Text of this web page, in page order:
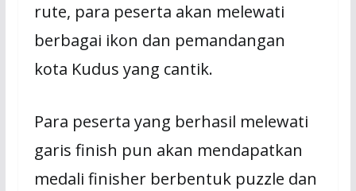
rute, para peserta akan melewati
berbagai ikon dan pemandangan
kota Kudus yang cantik.
Para peserta yang berhasil melewati
garis finish pun akan mendapatkan
medali finisher berbentuk puzzle dan